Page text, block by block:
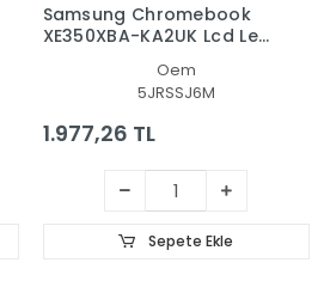
Samsung Chromebook
XE350XBA-KA2UK Lcd Led
Oem
5JRSSJ6M
1.977,26 TL
Sepete Ekle